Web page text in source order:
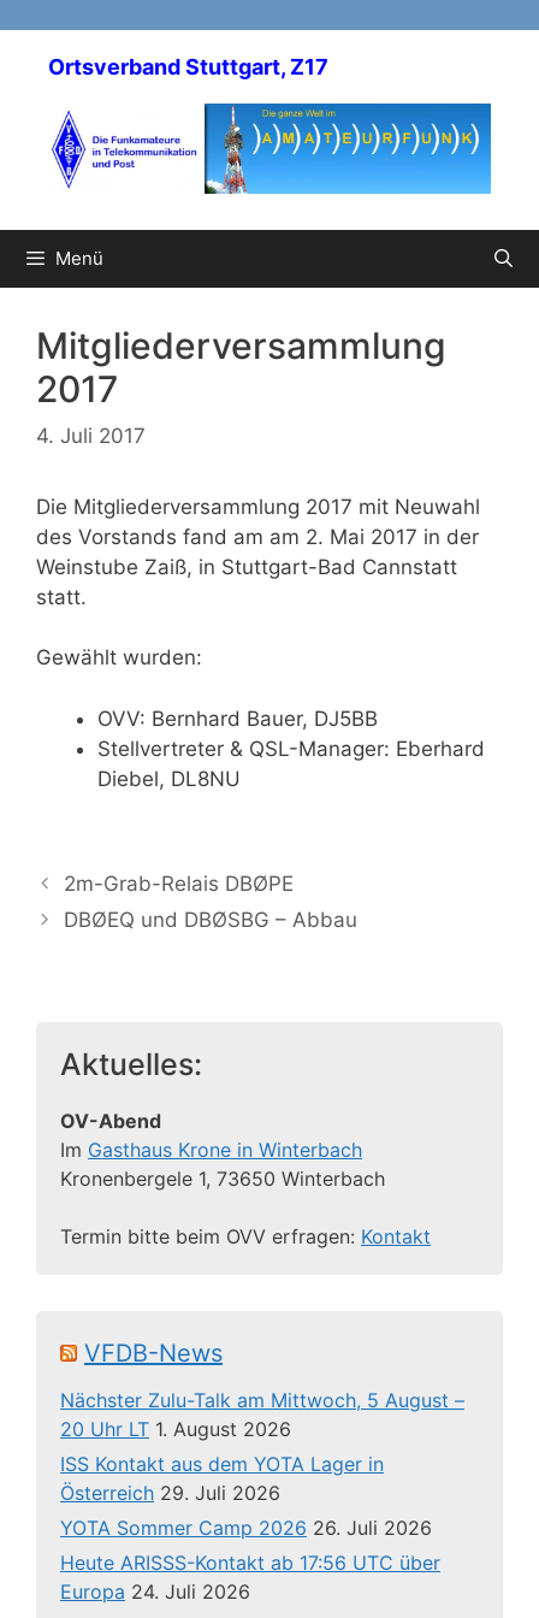
springenOrtsverband Stuttgart, Z17
Menü
Mitgliederversammlung
2017
4. Juli 2017
Die Mitgliederversammlung 2017 mit Neuwahl
des Vorstands fand am am 2. Mai 2017 in der
Weinstube Zaiß, in Stuttgart-Bad Cannstatt
statt.
Gewählt wurden:
OVV: Bernhard Bauer, DJ5BB
Stellvertreter & QSL-Manager: Eberhard
Diebel, DL8NU
2m-Grab-Relais DBØPE
DBØEQ und DBØSBG – Abbau
Aktuelles:
OV-Abend
Im Gasthaus Krone in Winterbach
Kronenbergele 1, 73650 Winterbach
Termin bitte beim OVV erfragen: Kontakt
VFDB-News
Nächster Zulu-Talk am Mittwoch, 5 August –
20 Uhr LT 1. August 2026
ISS Kontakt aus dem YOTA Lager in
Österreich 29. Juli 2026
YOTA Sommer Camp 2026 26. Juli 2026
Heute ARISSS-Kontakt ab 17:56 UTC über
Europa 24. Juli 2026